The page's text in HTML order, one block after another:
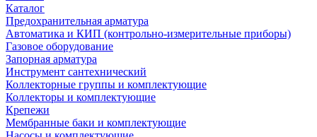
Каталог
Предохранительная арматура
Автоматика и КИП (контрольно-измерительные приборы)
Газовое оборудование
Запорная арматура
Инструмент сантехнический
Коллекторные группы и комплектующие
Коллекторы и комплектующие
Крепежи
Мембранные баки и комплектующие